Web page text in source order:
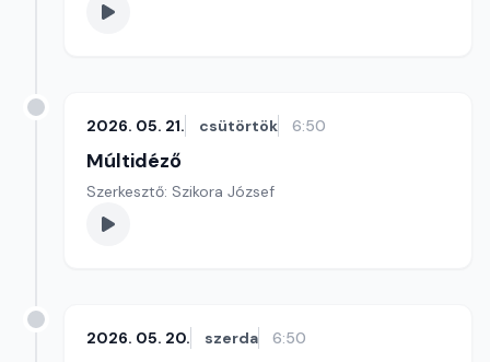
2026. 05. 21. csütörtök 6:50
Múltidéző
Szerkesztő: Szikora József
2026. 05. 20. szerda 6:50